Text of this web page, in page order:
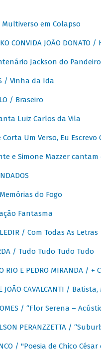
Multiverso em Colapso
CONVIDA JOÃO
Jackson do Pandeiro
/ Vinha da Ida
/ Braseiro
Luiz Carlos da Vila
Corta Um Verso, Eu Escrevo
e Simone Mazzer
Memórias do Fogo
Fantasma
/ Com Todas As Letras
/ Tudo Tudo Tudo Tudo
RIO E PEDRO MIRANDA / +
E JOÃO CAVALCANTI /
/ “Flor Serena –
PERANZZETTA /
/ "Poesia de Chico